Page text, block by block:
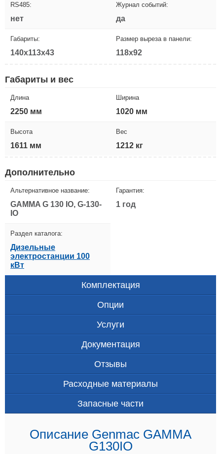
RS485:
нет
Журнал событий:
да
Габариты:
140x113x43
Размер выреза в панели:
118x92
Габариты и вес
Длина
2250 мм
Ширина
1020 мм
Высота
1611 мм
Вес
1212 кг
Дополнительно
Альтернативное название:
GAMMA G 130 IO, G-130-
IO
Гарантия:
1 год
Раздел каталога:
Дизельные
электростанции 100
кВт
Комплектация
Опции
Услуги
Документация
Отзывы
Расходные материалы
Запасные части
Описание Genmac GAMMA
G130IO